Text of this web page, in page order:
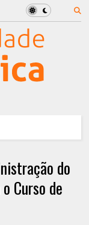
do
Curso de